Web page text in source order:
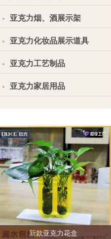
亚克力烟、酒展示架
亚克力化妆品展示道具
亚克力工艺制品
亚克力家居用品
新款亚克力花盒